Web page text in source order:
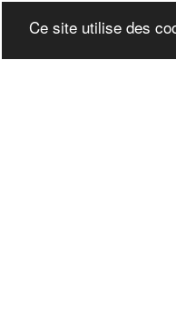
Ce site utilise des